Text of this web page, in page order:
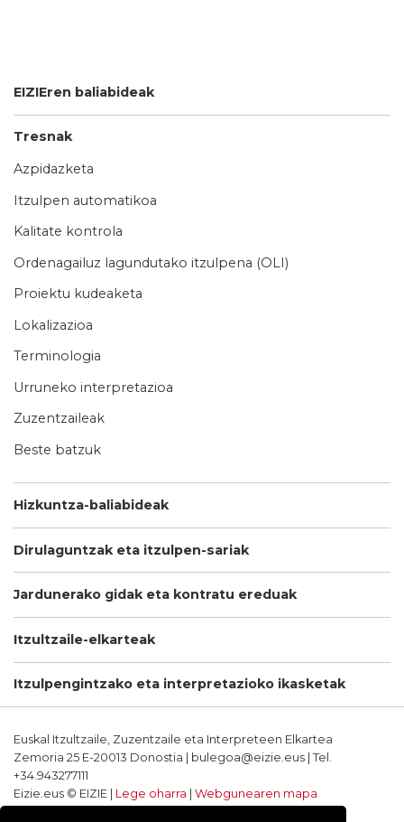
EIZIEren baliabideak
Tresnak
Azpidazketa
Itzulpen automatikoa
Kalitate kontrola
Ordenagailuz lagundutako itzulpena (OLI)
Proiektu kudeaketa
Lokalizazioa
Terminologia
Urruneko interpretazioa
Zuzentzaileak
Beste batzuk
Hizkuntza-baliabideak
Dirulaguntzak eta itzulpen-sariak
Jardunerako gidak eta kontratu ereduak
Itzultzaile-elkarteak
Itzulpengintzako eta interpretazioko ikasketak
Euskal Itzultzaile, Zuzentzaile eta Interpreteen Elkartea
Zemoria 25 E-20013 Donostia | bulegoa@eizie.eus | Tel.
+34.943277111
Eizie.eus © EIZIE | Lege oharra | Webgunearen mapa